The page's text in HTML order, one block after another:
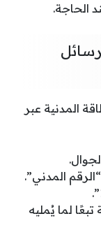
الحاجة.
المدنية عبر
المدني”.
لما يُمليه